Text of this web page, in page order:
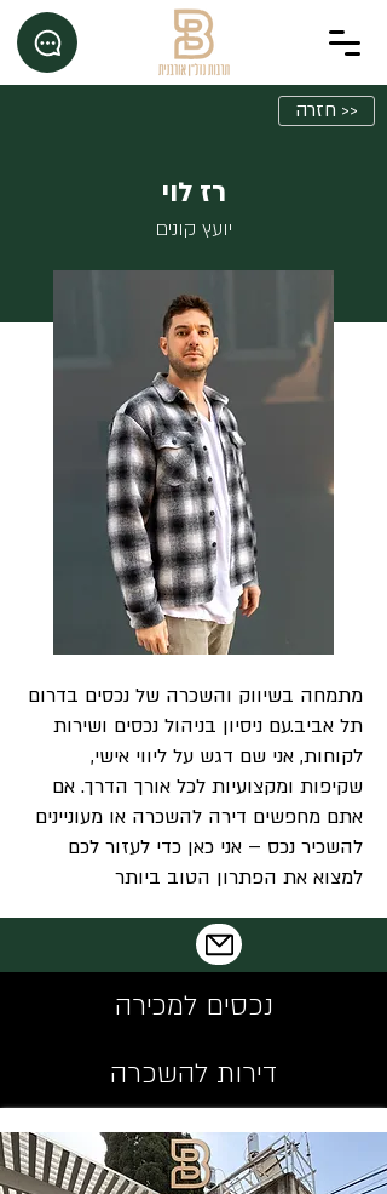
<< חזרה
רז לוי
יועץ קונים
מתמחה בשיווק והשכרה של נכסים בדרום
תל אביב.עם ניסיון בניהול נכסים ושירות
לקוחות, אני שם דגש על ליווי אישי,
שקיפות ומקצועיות לכל אורך הדרך. אם
אתם מחפשים דירה להשכרה או מעוניינים
להשכיר נכס – אני כאן כדי לעזור לכם
למצוא את הפתרון הטוב ביותר
נכסים למכירה
דירות להשכרה